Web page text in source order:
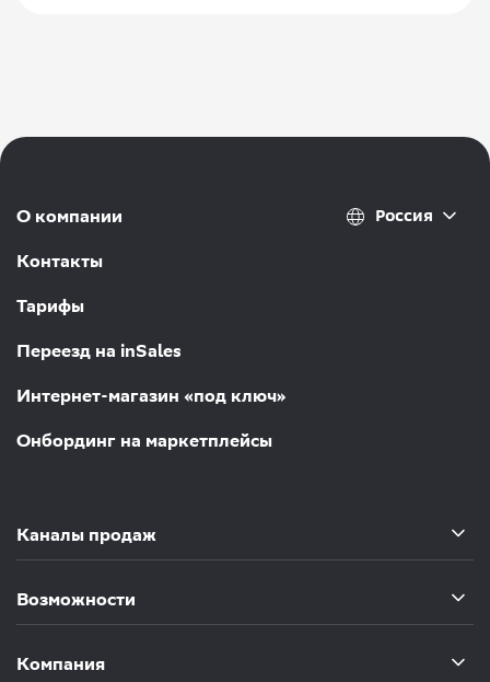
О компании
Контакты
Тарифы
Переезд на inSales
Интернет-магазин «под ключ»
Онбординг на маркетплейсы
Россия
Каналы продаж
Возможности
Компания